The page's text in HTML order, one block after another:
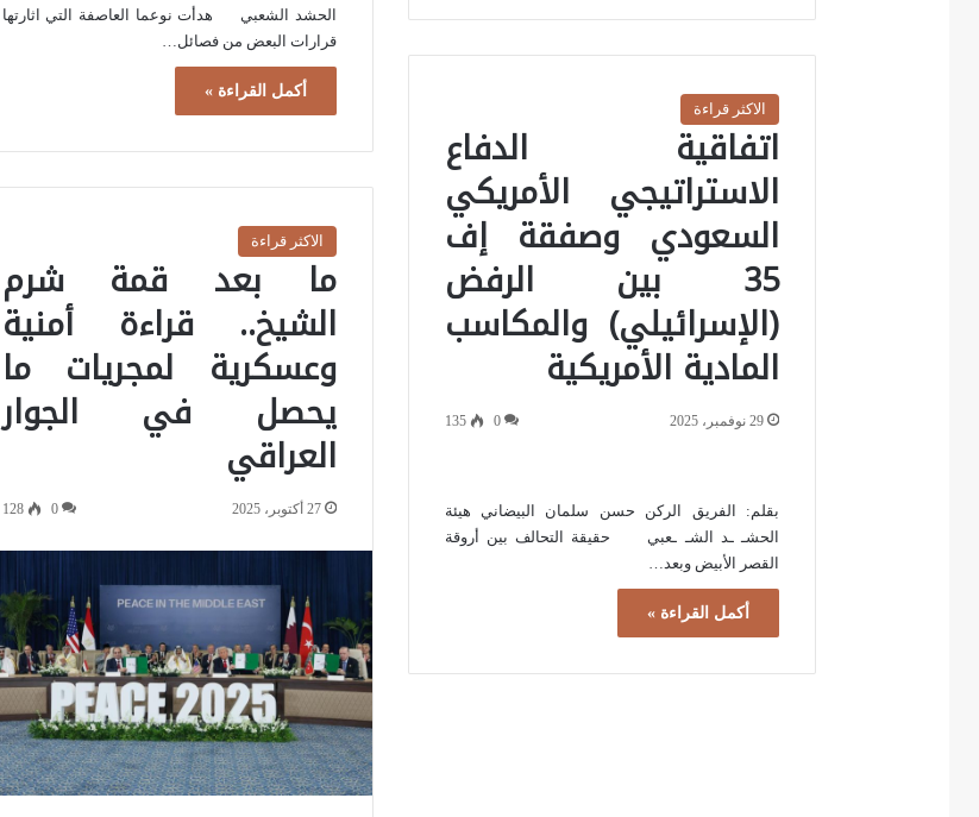
الحشد الشعبي هدأت نوعما العاصفة التي اثارتها
قرارات البعض من فصائل…
أكمل القراءة »
الاكثر قراءة
اتفاقية الدفاع
الاستراتيجي الأمريكي
السعودي وصفقة إف
35 بين الرفض
(الإسرائيلي) والمكاسب
المادية الأمريكية
29 نوفمبر، 2025 0
135
بقلم: الفريق الركن حسن سلمان البيضاني هيئة
الحشـ ـد الشـ ـعبي حقيقة التحالف بين أروقة
القصر الأبيض وبعد…
أكمل القراءة »
الاكثر قراءة
ما بعد قمة شرم
الشيخ.. قراءة أمنية
وعسكرية لمجريات ما
يحصل في الجوار
العراقي
27 أكتوبر، 2025 0
128